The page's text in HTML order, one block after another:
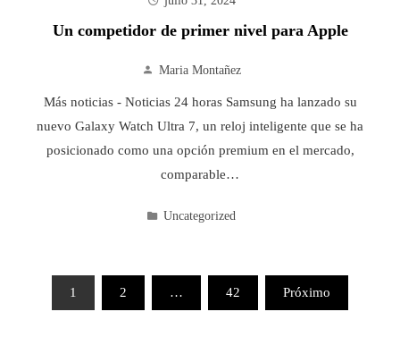
Un competidor de primer nivel para Apple
Maria Montañez
Más noticias - Noticias 24 horas Samsung ha lanzado su
nuevo Galaxy Watch Ultra 7, un reloj inteligente que se ha
posicionado como una opción premium en el mercado,
comparable…
Uncategorized
Paginación
1 2 … 42 Próximo